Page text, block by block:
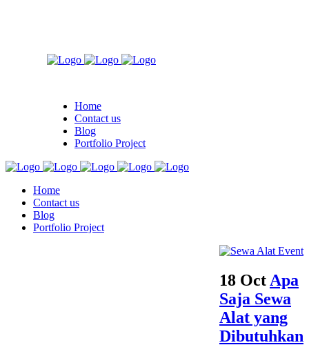
Home
Contact us
Blog
Portfolio Project
Home
Contact us
Blog
Portfolio Project
18 Oct Apa
Saja Sewa
Alat yang
Dibutuhkan